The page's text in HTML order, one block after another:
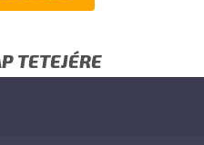
TETEJÉRE